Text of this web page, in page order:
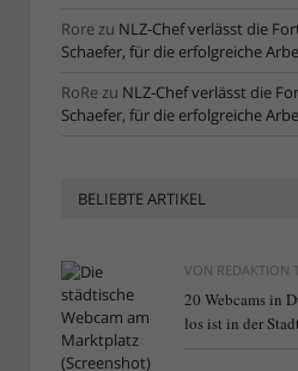
Rorezu NLZ-Chef verlässt die
Schaefer, für die erfolgreiche
RoRezu NLZ-Chef verlässt die
Schaefer, für die erfolgreiche
BELIEBTE ARTIKEL
VON REDAKTION
20 Webcams in
los ist in der Stadt